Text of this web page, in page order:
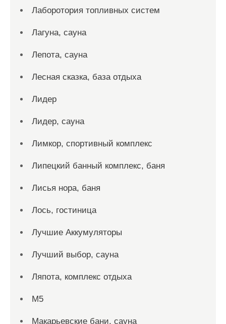
Лаборотория топливных систем
Лагуна, сауна
Лепота, сауна
Лесная сказка, база отдыха
Лидер
Лидер, сауна
Лимкор, спортивный комплекс
Липецкий банный комплекс, баня
Лисья нора, баня
Лось, гостиница
Лучшие Аккумуляторы
Лучший выбор, сауна
Ляпота, комплекс отдыха
М5
Макарьевские бани, сауна